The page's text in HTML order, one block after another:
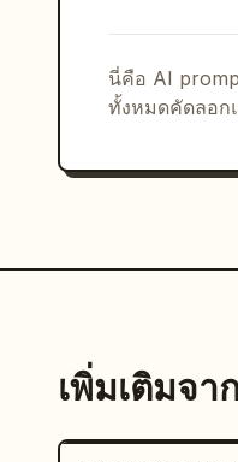
      "image": "Tesla Cybertruck",
      "button": "ปุ่มสีแดง 'ซื้อเลย'",
  }
}
นี่คือ AI
ทั้งหมดคัดลอก
เพิ่มเติมจา